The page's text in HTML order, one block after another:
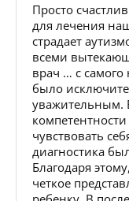
Просто
для лечения
страдает
всеми
врач … с
было
уважительным.
чувствовать
диагностика
Благодаря
четкое